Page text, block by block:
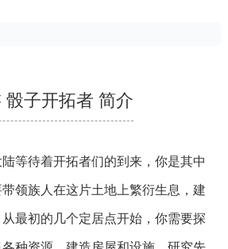
骰子开拓者 简介
等待着开拓者们的到来，你是其中
领族人在这片土地上繁衍生息，建
最初的几个定居点开始，你需要探